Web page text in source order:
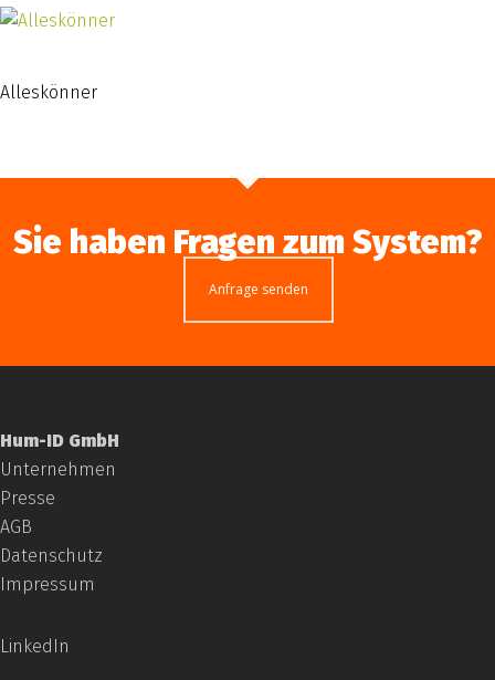
Alleskönner
Sie haben Fragen zum System?
Anfrage senden
Hum-ID GmbH
Unternehmen
Presse
AGB
Datenschutz
Impressum
LinkedIn